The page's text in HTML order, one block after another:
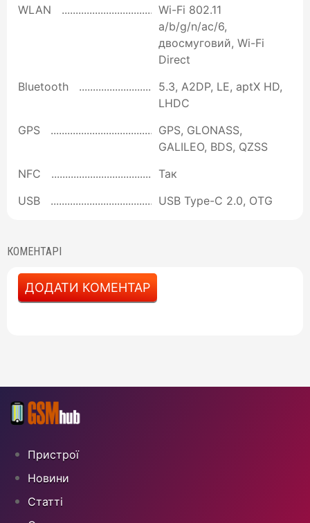
WLAN
Wi-Fi 802.11
a/b/g/n/ac/6,
двосмуговий, Wi-Fi
Direct
Bluetooth
5.3, A2DP, LE, aptX HD,
LHDC
GPS
GPS, GLONASS,
GALILEO, BDS, QZSS
NFC
Так
USB
USB Type-C 2.0, OTG
КОМЕНТАРІ
ДОДАТИ КОМЕНТАР
Пристрої
Новини
Статті